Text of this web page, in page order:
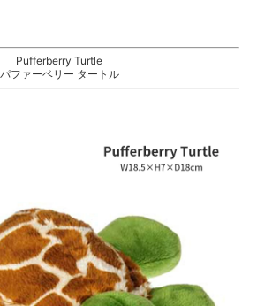
Pufferberry Turtle
パファーベリー タートル